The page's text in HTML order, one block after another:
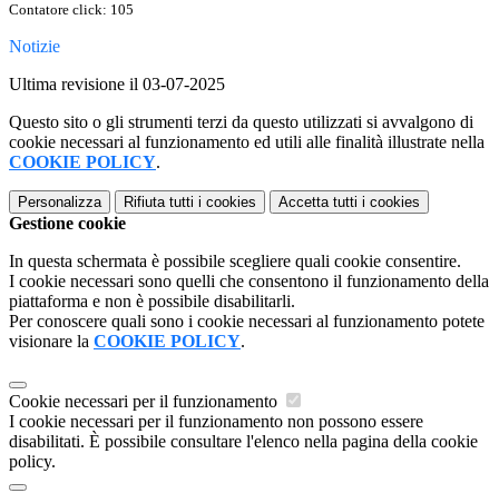
Contatore click: 105
Notizie
Ultima revisione il 03-07-2025
Questo sito o gli strumenti terzi da questo utilizzati si avvalgono di
cookie necessari al funzionamento ed utili alle finalità illustrate nella
COOKIE POLICY.
Personalizza Rifiuta tutti i cookies Accetta tutti i cookies
Gestione cookie
In questa schermata è possibile scegliere quali cookie consentire.
I cookie necessari sono quelli che consentono il funzionamento della
piattaforma e non è possibile disabilitarli.
Per conoscere quali sono i cookie necessari al funzionamento potete
visionare la COOKIE POLICY.
Cookie necessari per il funzionamento
I cookie necessari per il funzionamento non possono essere
disabilitati. È possibile consultare l'elenco nella pagina della cookie
policy.